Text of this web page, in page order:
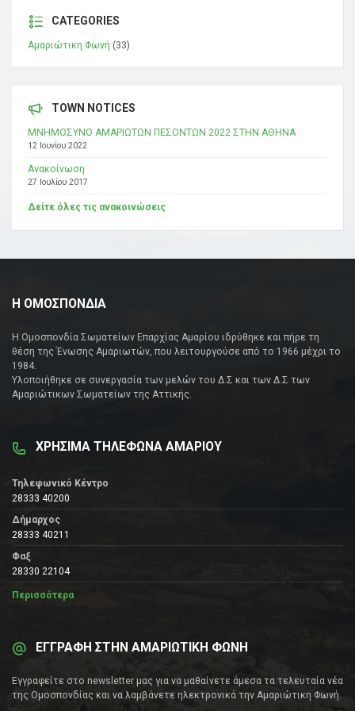
CATEGORIES
Αμαριώτικη Φωνή (33)
TOWN NOTICES
ΜΝΗΜΟΣΥΝΟ ΑΜΑΡΙΩΤΩΝ ΠΕΣΟΝΤΩΝ 2022 ΣΤΗΝ ΑΘΗΝΑ
12 Ιουνίου 2022
Ανακοίνωση
27 Ιουλίου 2017
Δείτε όλες τις ανακοινώσεις
Η ΟΜΟΣΠΟΝΔΙΑ
Η Ομοσπονδία Σωματείων Επαρχίας Αμαρίου ιδρύθηκε και πήρε τη
θέση της Ένωσης Αμαριωτών, που λειτουργούσε από το 1966 μέχρι το
1984.
Υλοποιήθηκε σε συνεργασία των μελών του Δ.Σ και των Δ.Σ των
Αμαριώτικων Σωματείων της Αττικής.
ΧΡΗΣΙΜΑ ΤΗΛΕΦΩΝΑ ΑΜΑΡΙΟΥ
Τηλεφωνικό Κέντρο
28333 40200
Δήμαρχος
28333 40211
Φαξ
28330 22104
Περισσότερα
ΕΓΓΡΑΦΗ ΣΤΗΝ ΑΜΑΡΙΩΤΙΚΗ ΦΩΝΗ
Εγγραφείτε στο newsletter μας για να μαθαίνετε άμεσα τα τελευταία νέα
της Ομοσπονδίας και να λαμβάνετε ηλεκτρονικά την Αμαριώτικη Φωνή.